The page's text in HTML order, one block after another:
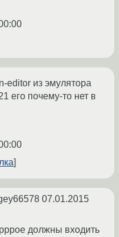
editor из эмулятора
его почему-то нет в
07.01.2015
должны входить